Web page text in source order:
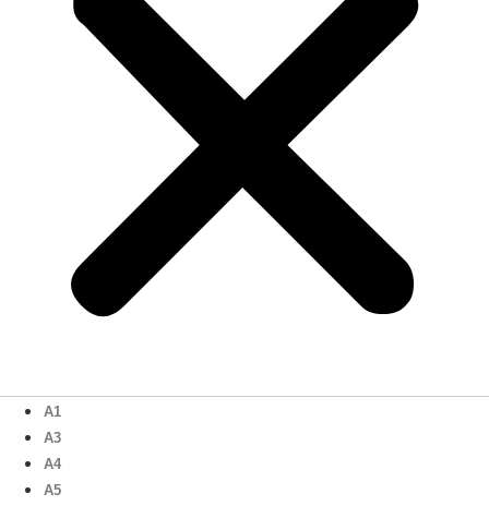
A1
A3
A4
A5